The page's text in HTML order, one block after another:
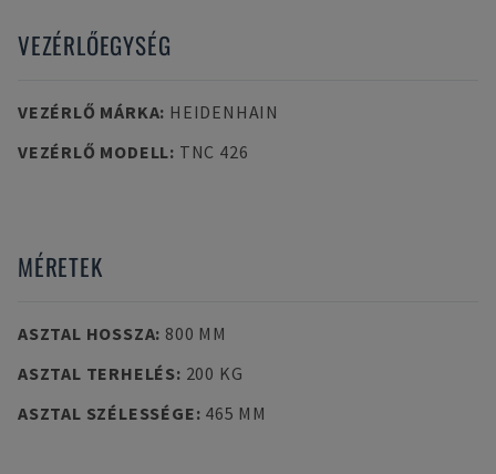
VEZÉRLŐEGYSÉG
VEZÉRLŐ MÁRKA: HEIDENHAIN
VEZÉRLŐ MODELL: TNC 426
MÉRETEK
ASZTAL HOSSZA: 800 MM
ASZTAL TERHELÉS: 200 KG
ASZTAL SZÉLESSÉGE: 465 MM